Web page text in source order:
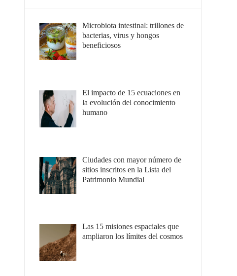
Microbiota intestinal: trillones de
bacterias, virus y hongos
beneficiosos
El impacto de 15 ecuaciones en
la evolución del conocimiento
humano
Ciudades con mayor número de
sitios inscritos en la Lista del
Patrimonio Mundial
Las 15 misiones espaciales que
ampliaron los límites del cosmos